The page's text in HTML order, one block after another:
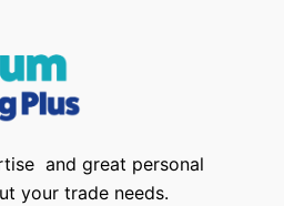
and great personal
your trade needs.